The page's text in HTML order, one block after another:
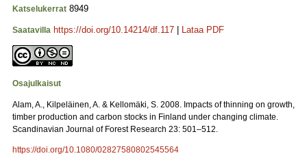
Katselukerrat 8949
Saatavilla https://doi.org/10.14214/df.117 Lataa PDF
Osajulkaisut
Alam, A., Kilpeläinen, A. & Kellomäki, S. 2008. Impacts of thinning on growth,
timber production and carbon stocks in Finland under changing climate.
Scandinavian Journal of Forest Research 23: 501–512.
https://doi.org/10.1080/02827580802545564